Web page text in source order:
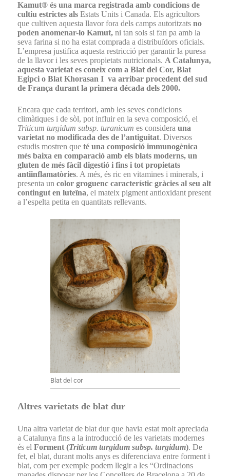
Kamut® és una marca registrada amb condicions de
cultiu estrictes als Estats Units i Canada. Els agricultors
que cultiven aquesta llavor fora dels camps autoritzats no
poden anomenar-lo Kamut, ni tan sols si fan pa amb la
seva farina si no ha estat comprada a distribuïdors oficials.
L’empresa justifica aquesta restricció per garantir la puresa
de la llavor i les seves propietats nutricionals. A Catalunya,
aquesta varietat es coneix com a Blat del Cor, Blat
Egipci o Blat Khorasan I va arribar procedent del sud
de França durant la primera década dels 2000.
Encara que cada territori, amb les seves condicions
climàtiques i de sòl, pot influir en la seva composició, el
Triticum turgidum subsp. turanicum es considera una
varietat no modificada des de l’antiguitat. Diversos
estudis mostren que té una composició immunogènica
més baixa en comparació amb els blats moderns, un
gluten de més fàcil digestió i fins i tot propietats
antiinflamatòries. A més, és ric en vitamines i minerals, i
presenta un color groguenc característic gràcies al seu alt
contingut en luteïna, el mateix pigment antioxidant present
a l’espelta petita en quantitats rellevants.
Blat del cor
Altres varietats de blat dur
Una altra varietat de blat dur que havia estat molt apreciada
a Catalunya fins a la introducció de les varietats modernes
és el Forment (Triticum turgidum subsp. turgidum). De
fet, el blat, durant molts anys es diferenciava entre forment i
blat, com per exemple podem llegir a les “Ordinacions